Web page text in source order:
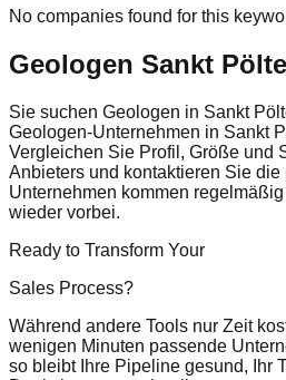
No companies found for this
Geologen Sankt
Sie suchen Geologen in Sankt
Geologen-Unternehmen in Sankt
Vergleichen Sie Profil, Größe und
Anbieters und kontaktieren Sie
Unternehmen kommen
wieder vorbei.
Ready to Transform Your
Sales Process?
Während andere Tools nur Zeit
wenigen Minuten passende
so bleibt Ihre Pipeline gesund, Ihr